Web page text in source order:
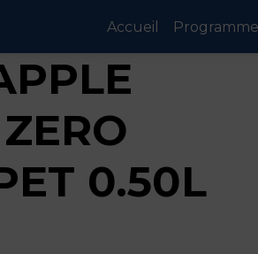
Accueil Programme
0.50L